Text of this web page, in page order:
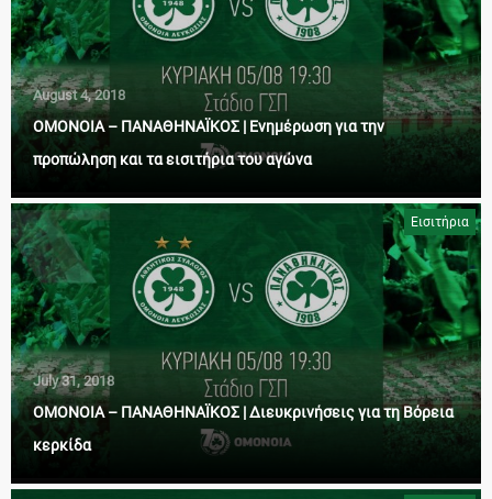
August 4, 2018
ΟΜΟΝΟΙΑ – ΠΑΝΑΘΗΝΑΪΚΟΣ | Ενημέρωση για την
προπώληση και τα εισιτήρια του αγώνα
Εισιτήρια
July 31, 2018
ΟΜΟΝΟΙΑ – ΠΑΝΑΘΗΝΑΪΚΟΣ | Διευκρινήσεις για τη Βόρεια
κερκίδα